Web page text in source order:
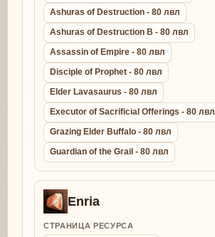
Ashuras of Destruction - 80 лвл
Ashuras of Destruction B - 80 лвл
Assassin of Empire - 80 лвл
Disciple of Prophet - 80 лвл
Elder Lavasaurus - 80 лвл
Executor of Sacrificial Offerings - 80 лвл
Grazing Elder Buffalo - 80 лвл
Guardian of the Grail - 80 лвл
Enria
СТРАНИЦА РЕСУРСА